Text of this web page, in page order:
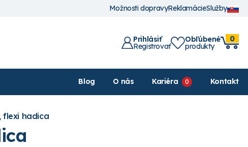
Možnosti dopravyReklamácieSlužby
Prihlásiť
Registrovať
Obľúbené
produkty
0
Blog O nás Kariéra Kontakt
flexi hadica